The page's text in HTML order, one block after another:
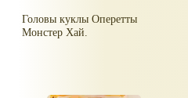
Головы куклы Оперетты
Монстер Хай.